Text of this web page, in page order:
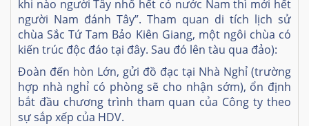
khi nào người Tây nhổ hết cỏ nước Nam thì mới hết
người Nam đánh Tây”. Tham quan di tích lịch sử
chùa Sắc Tứ Tam Bảo Kiên Giang, một ngôi chùa có
kiến trúc độc đáo tại đây. Sau đó lên tàu qua đảo):
Đoàn đến hòn Lớn, gửi đồ đạc tại Nhà Nghỉ (trường
hợp nhà nghỉ có phòng sẽ cho nhận sớm), ổn định
bắt đầu chương trình tham quan của Công ty theo
sự sắp xếp của HDV.